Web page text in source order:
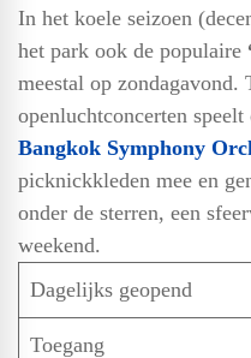
In het koele seizoen
het park ook de populaire
meestal op zondagavond.
openluchtconcerten
Bangkok Symphony
picknickkleden mee en
onder de sterren, een
weekend.
Dagelijks geopend
Toegang